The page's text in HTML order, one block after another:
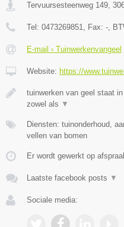
Tervuursesteenweg 149,
Tel: 0473269851, Fax: -,
E-mail › Tuinwerkenvangeel
Website: https://
tuinwerken van geel staat
zowel als ▼
Diensten: tuinonderhoud,
vellen van bomen
Er wordt gewerkt op
Laatste facebook posts ▼
Sociale media: